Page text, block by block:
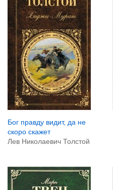
Бог правду видит, да не
скоро скажет
Лев Николаевич Толстой